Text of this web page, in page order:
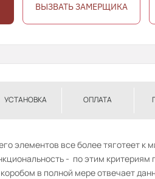
ВЫЗВАТЬ ЗАМЕРЩИКА
УСТАНОВКА ОПЛАТА
элементов все более тяготеет к
- по этим критериям
в полной мере отвечает